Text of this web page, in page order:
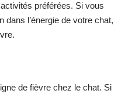
préférées. Si vous
l’énergie de votre chat,
de fièvre chez le chat. Si